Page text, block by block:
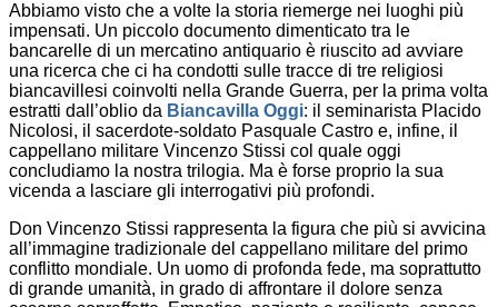
Abbiamo visto che a volte la storia riemerge nei luoghi più
impensati. Un piccolo documento dimenticato tra le
bancarelle di un mercatino antiquario è riuscito ad avviare
una ricerca che ci ha condotti sulle tracce di tre religiosi
biancavillesi coinvolti nella Grande Guerra, per la prima volta
estratti dall’oblio da Biancavilla Oggi: il seminarista Placido
Nicolosi, il sacerdote-soldato Pasquale Castro e, infine, il
cappellano militare Vincenzo Stissi col quale oggi
concludiamo la nostra trilogia. Ma è forse proprio la sua
vicenda a lasciare gli interrogativi più profondi.
Don Vincenzo Stissi rappresenta la figura che più si avvicina
all’immagine tradizionale del cappellano militare del primo
conflitto mondiale. Un uomo di profonda fede, ma soprattutto
di grande umanità, in grado di affrontare il dolore senza